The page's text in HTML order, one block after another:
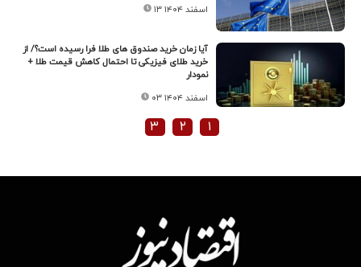
۱۳ اسفند ۱۴۰۴
آیا زمان خرید صندوق های طلا فرا رسیده است؟/ از
خرید طلای فیزیکی تا احتمال کاهش قیمت طلا +
نمودار
۰۳ اسفند ۱۴۰۴
۱ ۲ ۳